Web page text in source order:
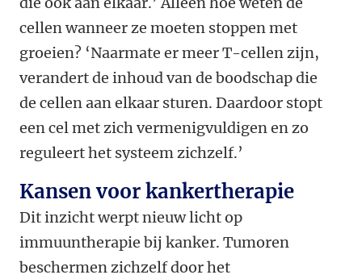
cellen wanneer ze moeten stoppen met
groeien? ‘Naarmate er meer T-cellen zijn,
verandert de inhoud van de boodschap die
de cellen aan elkaar sturen. Daardoor stopt
een cel met zich vermenigvuldigen en zo
reguleert het systeem zichzelf.’
Kansen voor kankertherapie
Dit inzicht werpt nieuw licht op
immuuntherapie bij kanker. Tumoren
beschermen zichzelf door het